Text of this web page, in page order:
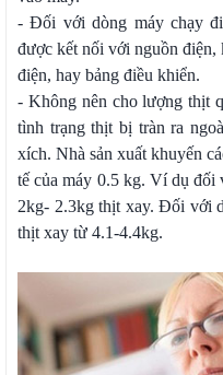
- Đối với dòng máy chạy
được kết nối với nguồn điện,
điện, hay bảng điều khiển.
- Không nên cho lượng thịt
tình trạng thịt bị tràn ra
xích. Nhà sản xuất khuyến
tế của máy 0.5 kg. Ví dụ
2kg- 2.3kg thịt xay. Đối với
thịt xay từ 4.1-4.4kg.